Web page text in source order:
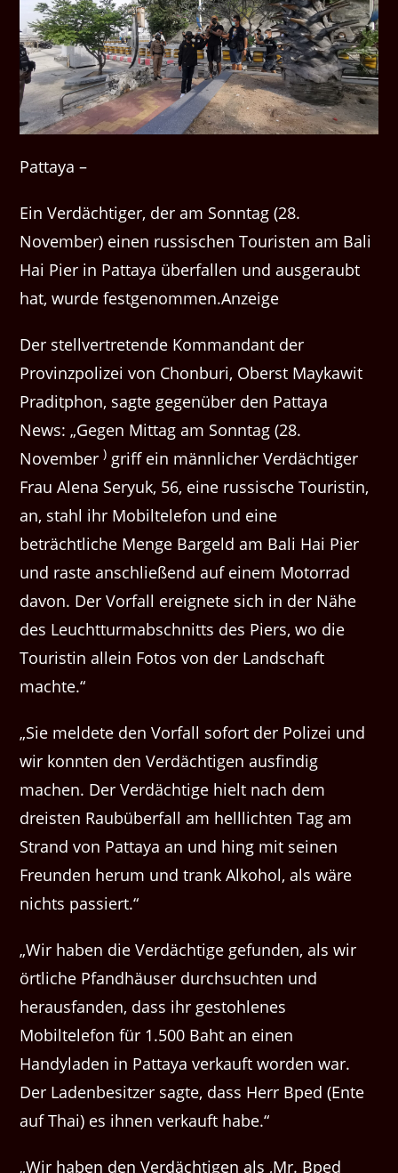
Pattaya –
Ein Verdächtiger, der am Sonntag (28.
November) einen russischen Touristen am Bali
Hai Pier in Pattaya überfallen und ausgeraubt
hat, wurde festgenommen.Anzeige
Der stellvertretende Kommandant der
Provinzpolizei von Chonburi, Oberst Maykawit
Praditphon, sagte gegenüber den Pattaya
News: „Gegen Mittag am Sonntag (28.
November) griff ein männlicher Verdächtiger
Frau Alena Seryuk, 56, eine russische Touristin,
an, stahl ihr Mobiltelefon und eine
beträchtliche Menge Bargeld am Bali Hai Pier
und raste anschließend auf einem Motorrad
davon. Der Vorfall ereignete sich in der Nähe
des Leuchtturmabschnitts des Piers, wo die
Touristin allein Fotos von der Landschaft
machte.“
„Sie meldete den Vorfall sofort der Polizei und
wir konnten den Verdächtigen ausfindig
machen. Der Verdächtige hielt nach dem
dreisten Raubüberfall am helllichten Tag am
Strand von Pattaya an und hing mit seinen
Freunden herum und trank Alkohol, als wäre
nichts passiert.“
„Wir haben die Verdächtige gefunden, als wir
örtliche Pfandhäuser durchsuchten und
herausfanden, dass ihr gestohlenes
Mobiltelefon für 1.500 Baht an einen
Handyladen in Pattaya verkauft worden war.
Der Ladenbesitzer sagte, dass Herr Bped (Ente
auf Thai) es ihnen verkauft habe.“
„Wir haben den Verdächtigen als ‚Mr. Bped